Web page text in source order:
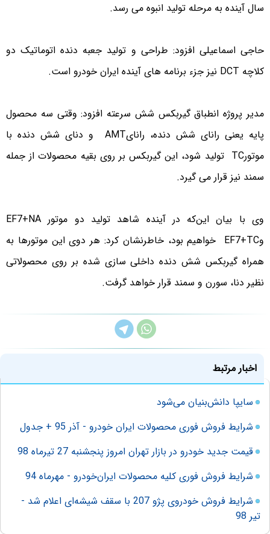
سال آینده به مرحله تولید انبوه می رسد.
حاجی اسماعیلی افزود: طراحی و تولید جعبه دنده اتوماتیک دو
کلاچه DCT نیز جزء برنامه های آینده ایران خودرو است.
مدیر پروژه انطباق گیربکس شش سرعته افزود: وقتی سه محصول
پایه یعنی رانای شش دنده، رانایAMT و دنای شش دنده با
موتورTC تولید شود، این گیربکس بر روی بقیه محصولات از جمله
سمند نیز قرار می گیرد.
وی با بیان این‌که در آینده شاهد تولید دو موتور EF7+NA
وEF7+TC خواهیم بود، خاطرنشان کرد: هر دوی این موتورها به
همراه گیربکس شش دنده داخلی سازی شده بر روی محصولاتی
نظیر دنا، سورن و سمند قرار خواهد گرفت.
اخبار مرتبط
سایپا دانش‌بنیان می‌شود
شرایط فروش فوری محصولات ایران خودرو - آذر 95 + جدول
قیمت جدید خودرو در بازار تهران امروز پنجشنبه 27 تیرماه 98
شرایط فروش فوری کلیه محصولات ایران‌خودرو - مهرماه 94
شرایط فروش خودروی پژو 207 با سقف شیشه‌ای اعلام شد -
تیر 98